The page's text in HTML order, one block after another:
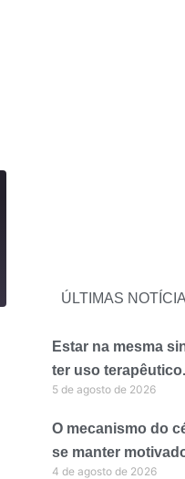
ÚLTIMAS
Estar na mesma
ter uso
5 de agosto de 2026
O mecanismo do
se manter
4 de agosto de 2026